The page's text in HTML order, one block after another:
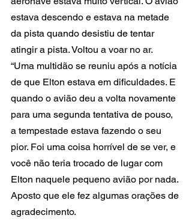
estava descendo e estava na metade
da pista quando desistiu de tentar
atingir a pista. Voltou a voar no ar.
“Uma multidão se reuniu após a notícia
de que Elton estava em dificuldades. E
quando o avião deu a volta novamente
para uma segunda tentativa de pouso,
a tempestade estava fazendo o seu
pior. Foi uma coisa horrível de se ver, e
você não teria trocado de lugar com
Elton naquele pequeno avião por nada.
Aposto que ele fez algumas orações de
agradecimento.